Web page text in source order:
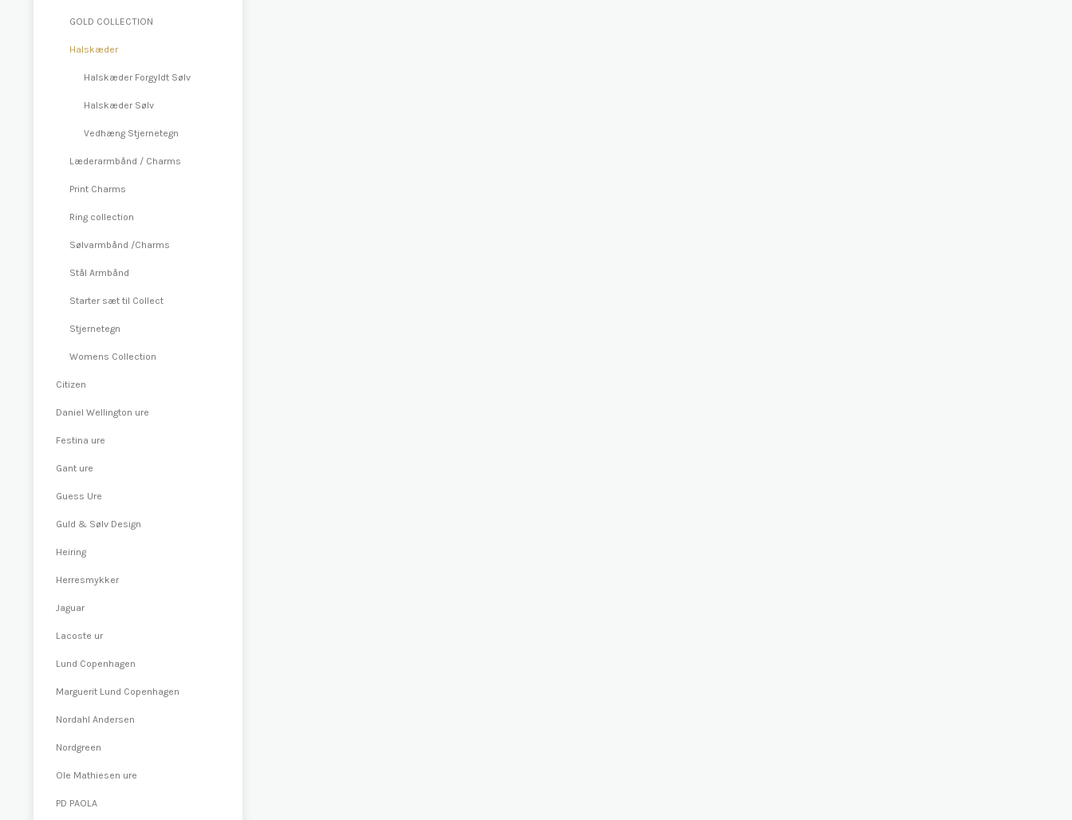
GOLD COLLECTION
Halskæder
Halskæder Forgyldt Sølv
Halskæder Sølv
Vedhæng Stjernetegn
Læderarmbånd / Charms
Print Charms
Ring collection
Sølvarmbånd /Charms
Stål Armbånd
Starter sæt til Collect
Stjernetegn
Womens Collection
Citizen
Daniel Wellington ure
Festina ure
Gant ure
Guess Ure
Guld & Sølv Design
Heiring
Herresmykker
Jaguar
Lacoste ur
Lund Copenhagen
Marguerit Lund Copenhagen
Nordahl Andersen
Nordgreen
Ole Mathiesen ure
PD PAOLA